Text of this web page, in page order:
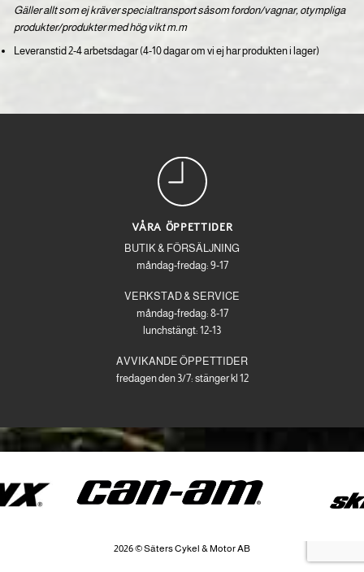
Gäller allt som ej kräver specialtransport såsom fordon/vagnar, otympliga
produkter/produkter med hög vikt m.m
Leveranstid 2-4 arbetsdagar (4-10 dagar om vi ej har produkten i lager)
VÅRA ÖPPETTIDER
BUTIK & FÖRSÄLJNING
måndag-fredag: 9-17
VERKSTAD & SERVICE
måndag-fredag: 8-17
lunchstängt: 12-13
AVVIKANDE ÖPPETTIDER
fredagen den 3/7: stänger kl 12
2026 © Säters Cykel & Motor AB